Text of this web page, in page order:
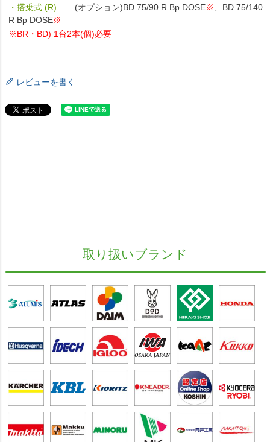
・搭乗式 (R) (オプション)BD 75/90 R Bp DOSE※、BD 75/140
R Bp DOSE※
※BR・BD) 1台2本(個)必要
レビューを書く
取り扱いブランド